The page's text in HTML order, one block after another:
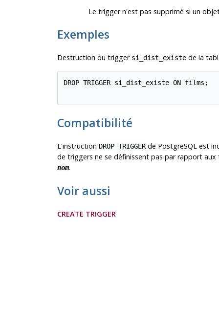
Le trigger n'est pas supprimé si un
Exemples
Destruction du trigger si_dist_existede la
DROP TRIGGER si_dist_existe ON films;
Compatibilité
L'instruction DROP TRIGGERde PostgreSQL est
de triggers ne se définissent pas par rapport
nom.
Voir aussi
CREATE TRIGGER